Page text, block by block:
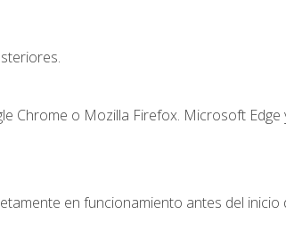
Chrome o Mozilla Firefox. Microsoft
en funcionamiento antes del inicio